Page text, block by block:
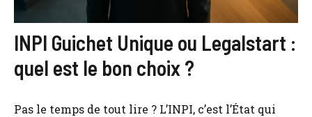
INPI Guichet Unique ou Legalstart :
quel est le bon choix ?
Pas le temps de tout lire ? L’INPI, c’est l’État qui